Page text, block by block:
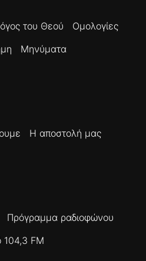
του Θεού
Ομολογίες
Μηνύματα
Η αποστολή μας
Πρόγραμμα ραδιοφώνου
104,3 FM